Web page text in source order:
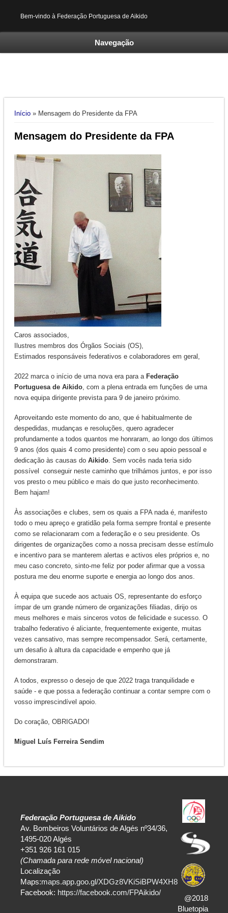
Bem-vindo à Federação Portuguesa de Aikido
Navegação
Está aqui
Início» Mensagem do Presidente da FPA
Mensagem do Presidente da FPA
Caros associados,
Ilustres membros dos Órgãos Sociais (OS),
Estimados responsáveis federativos e colaboradores em geral,
2022 marca o início de uma nova era para a Federação
Portuguesa de Aikido, com a plena entrada em funções de uma
nova equipa dirigente prevista para 9 de janeiro próximo.
Aproveitando este momento do ano, que é habitualmente de
despedidas, mudanças e resoluções, quero agradecer
profundamente a todos quantos me honraram, ao longo dos últimos
9 anos (dos quais 4 como presidente) com o seu apoio pessoal e
dedicação às causas do Aikido. Sem vocês nada teria sido
possível conseguir neste caminho que trilhámos juntos, e por isso
vos presto o meu público e mais do que justo reconhecimento.
Bem hajam!
Às associações e clubes, sem os quais a FPA nada é, manifesto
todo o meu apreço e gratidão pela forma sempre frontal e presente
como se relacionaram com a federação e o seu presidente. Os
dirigentes de organizações como a nossa precisam desse estímulo
e incentivo para se manterem alertas e activos eles próprios e, no
meu caso concreto, sinto-me feliz por poder afirmar que a vossa
postura me deu enorme suporte e energia ao longo dos anos.
À equipa que sucede aos actuais OS, representante do esforço
ímpar de um grande número de organizações filiadas, dirijo os
meus melhores e mais sinceros votos de felicidade e sucesso. O
trabalho federativo é aliciante, frequentemente exigente, muitas
vezes cansativo, mas sempre recompensador. Será, certamente,
um desafio à altura da capacidade e empenho que já
demonstraram.
A todos, expresso o desejo de que 2022 traga tranquilidade e
saúde - e que possa a federação continuar a contar sempre com o
vosso imprescindível apoio.
Do coração, OBRIGADO!
Miguel Luís Ferreira Sendim
Federação Portuguesa de Aikido
Av. Bombeiros Voluntários de Algés nº34/36,
1495-020 Algés
+351 926 161 015
(Chamada para rede móvel nacional)
Localização
Maps:maps.app.goo.gl/XDGz8VKiSiBPW4XH8
Facebook: https://facebook.com/FPAikido/
@2018
Bluetopia